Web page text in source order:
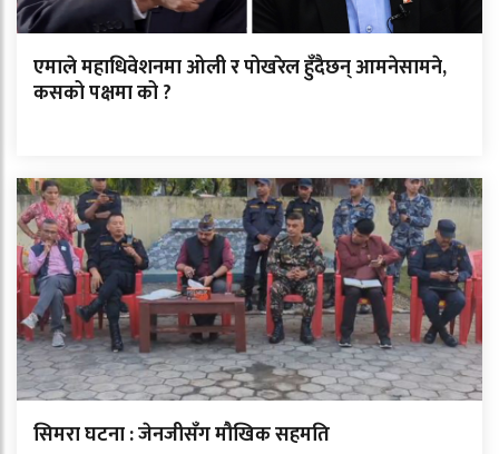
एमाले महाधिवेशनमा ओली र पोखरेल हुँदैछन् आमनेसामने,
कसको पक्षमा को ?
सिमरा घटना : जेनजीसँग मौखिक सहमति